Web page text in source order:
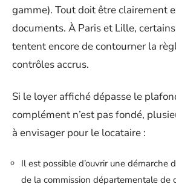
gamme). Tout doit être clairement
documents. À Paris et Lille,
tentent encore de contourner la
contrôles accrus.
Si le loyer affiché dépasse le
complément n’est pas fondé,
à envisager pour le locataire :
Il est possible d’ouvrir une démarche
de la commission départementale de